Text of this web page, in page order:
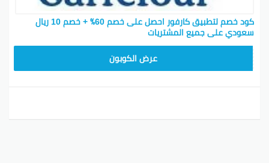
كود خصم لتطبيق كارفور احصل على خصم 60٪ + خصم 10 ريال
سعودي على جميع المشتريات
عرض الكوبون